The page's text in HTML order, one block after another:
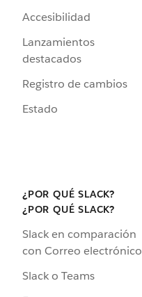
Accesibilidad
Lanzamientos
destacados
Registro de cambios
Estado
¿POR QUÉ SLACK?
¿POR QUÉ SLACK?
Slack en comparación
con Correo electrónico
Slack o Teams